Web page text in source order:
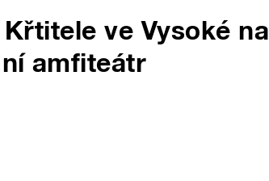
ve Vysoké na
amfiteátr